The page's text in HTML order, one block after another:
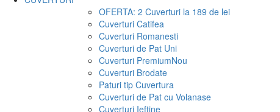
OFERTA: 2 Cuverturi la 189 de lei
Cuverturi Catifea
Cuverturi Romanesti
Cuverturi de Pat Uni
Cuverturi PremiumNou
Cuverturi Brodate
Paturi tip Cuvertura
Cuverturi de Pat cu Volanase
Cuverturi Ieftine